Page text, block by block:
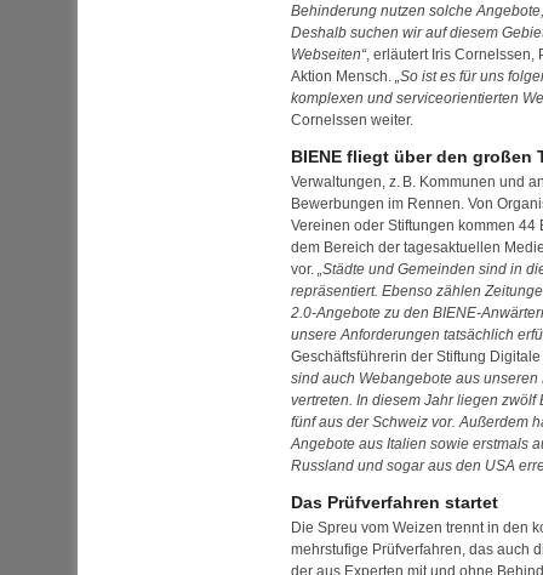
Behinderung nutzen solche
Deshalb suchen wir auf diesem
Webseiten , erläutert Iris Cornelssen,
Aktion Mensch. So ist es für uns
komplexen und serviceorientierten
Cornelssen weiter.
BIENE fliegt über den großen
Verwaltungen,z. B. Kommunen und
Bewerbungen im Rennen. Von
Vereinen oder Stiftungen kommen
dem Bereich der tagesaktuellen
vor.
Städte und Gemeinden sind in
repräsentiert. Ebenso zählen
2.0-Angebote zu den BIENE-
unsere Anforderungen tatsächlich
Geschäftsführerin der Stiftung
sind auch Webangebote aus
vertreten. In diesem Jahr liegen
fünf aus der Schweiz vor. Außerdem
Angebote aus Italien sowie erstmals
Russland und sogar aus den USA
Das Prüfverfahren startet
Die Spreu vom Weizen trennt in den
mehrstufige Prüfverfahren, das auch
der aus Experten mit und ohne